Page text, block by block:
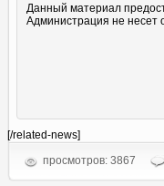
Данный материал
Администрация не несет
[/related-news]
просмотров: 3867